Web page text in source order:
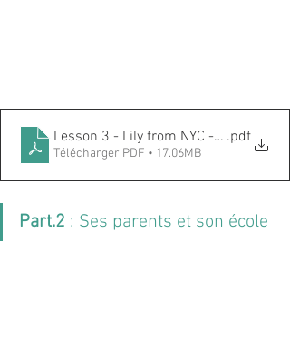
Lesson 3 - Lily from NYC - Part.1
.pdf
Télécharger PDF • 17.06MB
Part.2 : Ses parents et son école